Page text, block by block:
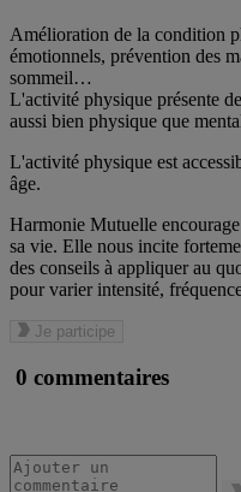
Amélioration de la condition
émotionnels, prévention des
sommeil…
L'activité physique présente
aussi bien physique que
L'activité physique est
âge.
Harmonie Mutuelle
sa vie. Elle nous incite
des conseils à appliquer au
pour varier intensité,
Je participe
0 commentaires